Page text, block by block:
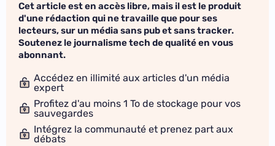
Cet article est en accès libre, mais il est le produit
d'une rédaction qui ne travaille que pour ses
lecteurs, sur un média sans pub et sans tracker.
Soutenez le journalisme tech de qualité en vous
abonnant.
Accédez en illimité aux articles d'un média
expert
Profitez d'au moins 1 To de stockage pour vos
sauvegardes
Intégrez la communauté et prenez part aux
débats